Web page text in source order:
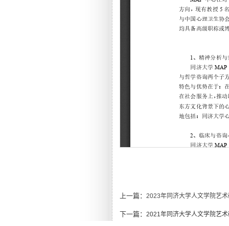
上一篇： 2023年同济大学人文学院艺
下一篇： 2021年同济大学人文学院艺